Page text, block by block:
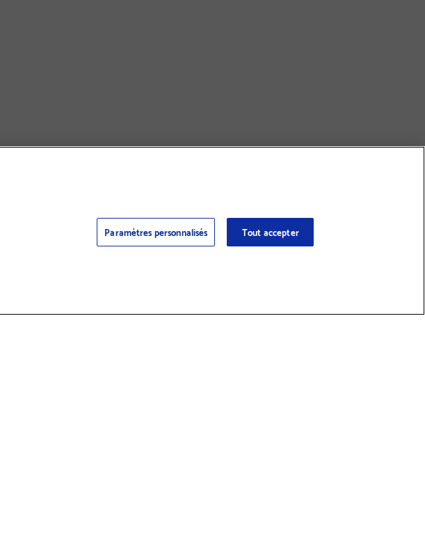
Paramètres personnalisés Tout accepter